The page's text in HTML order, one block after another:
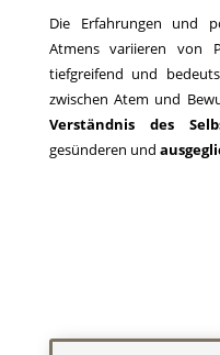
Die Erfahrungen und
Atmens variieren von
tiefgreifend und
zwischen Atem und
Verständnis des
gesünderen und